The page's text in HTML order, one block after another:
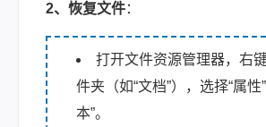
2、恢复文件：
打开文件资源管理器，右
件夹（如“文档”），选择“属性
本”。